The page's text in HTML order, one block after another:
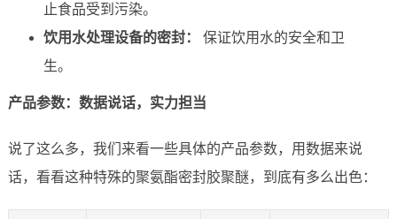
止食品受到污染。
饮用水处理设备的密封：
保证饮用水的安全和卫
生。
产品参数：数据说话，实力担当
说了这么多，我们来看一些具体的产品参数，用数据来说
话，看看这种特殊的聚氨酯密封胶聚醚，到底有多么出色：